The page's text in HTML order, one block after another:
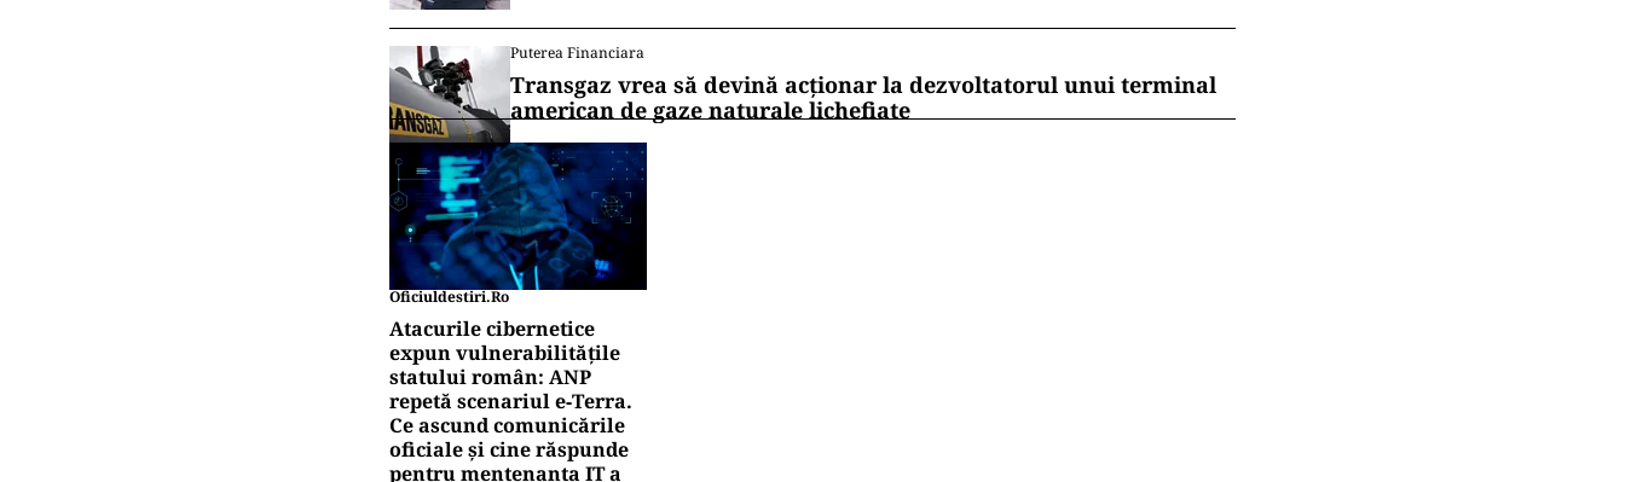
Puterea Financiara
Transgaz vrea să devină acționar la dezvoltatorul unui terminal
american de gaze naturale lichefiate
Oficiuldestiri.ro
Atacurile cibernetice
expun vulnerabilitățile
statului român: ANP
repetă scenariul e‑Terra.
Ce ascund comunicările
oficiale și cine răspunde
pentru mentenanța IT a